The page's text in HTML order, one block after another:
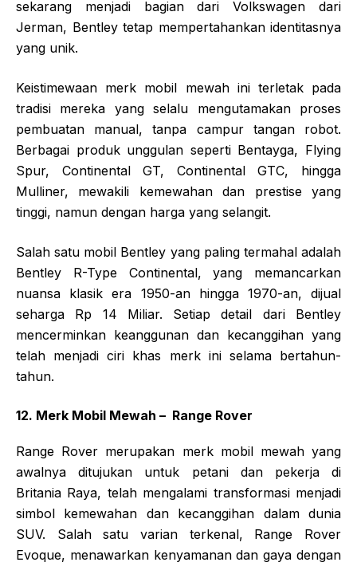
sekarang menjadi bagian dari Volkswagen dari
Jerman, Bentley tetap mempertahankan identitasnya
yang unik.
Keistimewaan merk mobil mewah ini terletak pada
tradisi mereka yang selalu mengutamakan proses
pembuatan manual, tanpa campur tangan robot.
Berbagai produk unggulan seperti Bentayga, Flying
Spur, Continental GT, Continental GTC, hingga
Mulliner, mewakili kemewahan dan prestise yang
tinggi, namun dengan harga yang selangit.
Salah satu mobil Bentley yang paling termahal adalah
Bentley R-Type Continental, yang memancarkan
nuansa klasik era 1950-an hingga 1970-an, dijual
seharga Rp 14 Miliar. Setiap detail dari Bentley
mencerminkan keanggunan dan kecanggihan yang
telah menjadi ciri khas merk ini selama bertahun-
tahun.
12. Merk Mobil Mewah – Range Rover
Range Rover merupakan merk mobil mewah yang
awalnya ditujukan untuk petani dan pekerja di
Britania Raya, telah mengalami transformasi menjadi
simbol kemewahan dan kecanggihan dalam dunia
SUV. Salah satu varian terkenal, Range Rover
Evoque, menawarkan kenyamanan dan gaya dengan